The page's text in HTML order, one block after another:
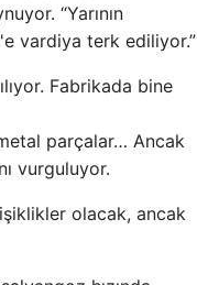
“Yarının
vardiya terk ediliyor.”
Fabrikada bine
parçalar… Ancak
vurguluyor.
olacak, ancak